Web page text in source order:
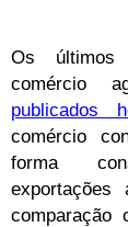
Os últimos
comércio
publicados
comércio
forma
comparação